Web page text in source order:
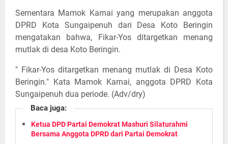
Sementara Mamok Karnai yang merupakan anggota
DPRD Kota Sungaipenuh dari Desa Koto Beringin
mengatakan bahwa, Fikar-Yos ditargetkan menang
mutlak di desa Koto Beringin.
" Fikar-Yos ditargetkan menang mutlak di Desa Koto
Beringin." Kata Mamok Karnai, anggota DPRD Kota
Sungaipenuh dua periode. (Adv/dry)
Baca juga:
Ketua DPD Partai Demokrat Mashuri Silaturahmi
Bersama Anggota DPRD dari Partai Demokrat